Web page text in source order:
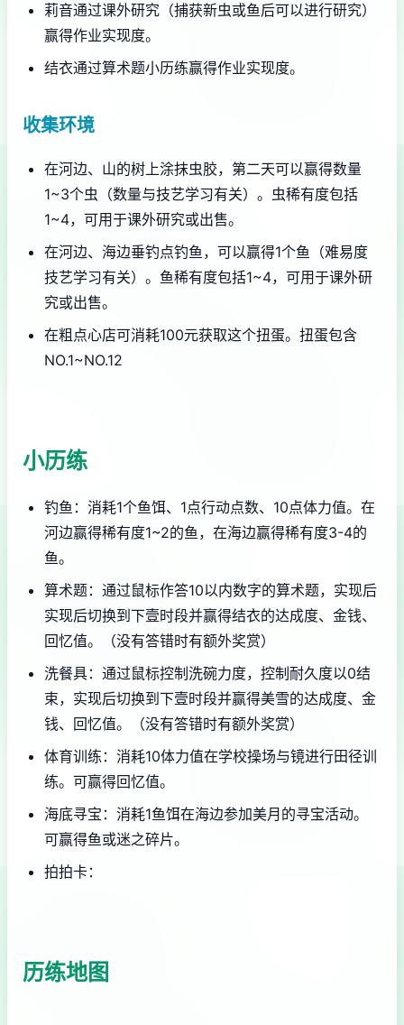
莉音通过课外研究（捕获新虫或鱼后可以进行研究）
赢得作业实现度。
结衣通过算术题小历练赢得作业实现度。
收集环境
在河边、山的树上涂抹虫胶，第二天可以赢得数量
1~3个虫（数量与技艺学习有关）。虫稀有度包括
1~4，可用于课外研究或出售。
在河边、海边垂钓点钓鱼，可以赢得1个鱼（难易度
技艺学习有关）。鱼稀有度包括1~4，可用于课外研
究或出售。
在粗点心店可消耗100元获取这个扭蛋。扭蛋包含
NO.1~NO.12
小历练
钓鱼：消耗1个鱼饵、1点行动点数、10点体力值。在
河边赢得稀有度1~2的鱼，在海边赢得稀有度3-4的
鱼。
算术题：通过鼠标作答10以内数字的算术题，实现后
实现后切换到下壹时段并赢得结衣的达成度、金钱、
回忆值。（没有答错时有额外奖赏）
洗餐具：通过鼠标控制洗碗力度，控制耐久度以0结
束，实现后切换到下壹时段并赢得美雪的达成度、金
钱、回忆值。（没有答错时有额外奖赏）
体育训练：消耗10体力值在学校操场与镜进行田径训
练。可赢得回忆值。
海底寻宝：消耗1鱼饵在海边参加美月的寻宝活动。
可赢得鱼或迷之碎片。
拍拍卡：
历练地图